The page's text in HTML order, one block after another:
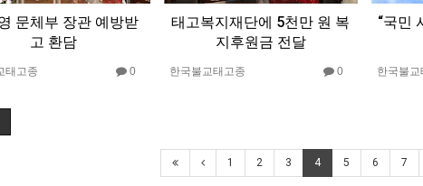
문체부 장관 예방받
고 환담
태고종 0
태고복지재단에 5천만 원 복
지후원금 전달
한국불교태고종 0
“국민
한국불교
1 2 3 4 5 6 7